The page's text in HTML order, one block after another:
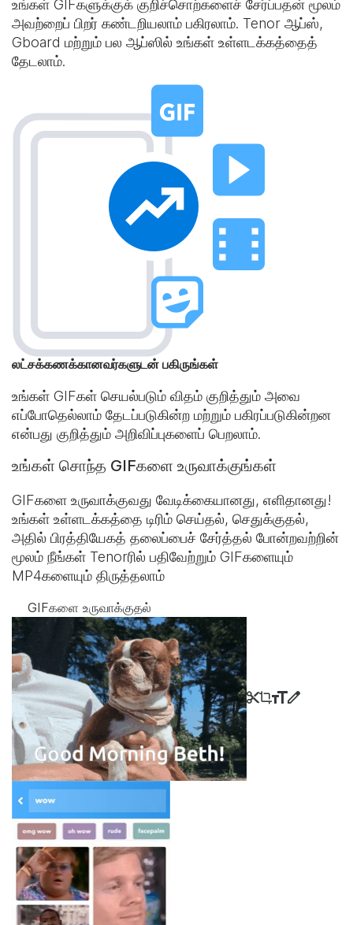
உங்கள் GIFகளுக்குக் குறிச்சொற்களைச் சேர்ப்பதன் மூலம்
அவற்றைப் பிறர் கண்டறியலாம் பகிரலாம். Tenor ஆப்ஸ்,
Gboard மற்றும் பல ஆப்ஸில் உங்கள் உள்ளடக்கத்தைத்
தேடலாம்.
லட்சக்கணக்கானவர்களுடன் பகிருங்கள்
உங்கள் GIFகள் செயல்படும் விதம் குறித்தும் அவை
எப்போதெல்லாம் தேடப்படுகின்ற மற்றும் பகிரப்படுகின்றன
என்பது குறித்தும் அறிவிப்புகளைப் பெறலாம்.
உங்கள் சொந்த GIFகளை உருவாக்குங்கள்
GIFகளை உருவாக்குவது வேடிக்கையானது, எளிதானது!
உங்கள் உள்ளடக்கத்தை டிரிம் செய்தல், செதுக்குதல்,
அதில் பிரத்தியேகத் தலைப்பைச் சேர்த்தல் போன்றவற்றின்
மூலம் நீங்கள் Tenorரில் பதிவேற்றும் GIFகளையும்
MP4களையும் திருத்தலாம்
GIFகளை உருவாக்குதல்